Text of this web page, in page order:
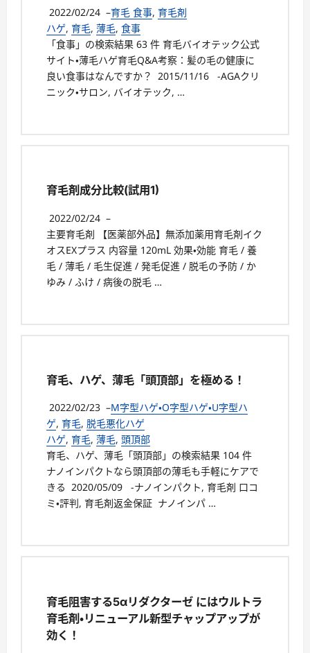
2022/02/24 –育毛 食事, 育毛剤
ハゲ, 育毛, 薄毛, 食事
「食事」の検索結果 63 件 育毛バイオテック公式
サイト・薄毛ハゲ育毛Q&A考察：髪の毛の健康に
良い食事はなんですか？ 2015/11/16 -AGAクリ
ニック・サロン, バイオテック, …
育毛剤成分比較(試用1)
2022/02/24 –
主要育毛剤 【医薬部外品】無添加薬用育毛剤イク
オスEXプラス 内容量 120mL 効果・効能 育毛 / 養
毛 / 薄毛 / 毛生促進 / 発毛促進 / 脱毛の予防 / か
ゆみ / ふけ / 病後の脱毛 …
育毛、ハゲ、薄毛「頭頂部」を極める！
2022/02/23 –M字型ハゲ・O字型ハゲ・U字型ハ
ゲ, 育毛, 脱毛悪化ハゲ
ハゲ, 育毛, 薄毛, 頭頂部
育毛、ハゲ、薄毛「頭頂部」の検索結果 104 件
ナノインパクトなら頭頂部の薄毛も手軽にケアで
きる 2020/05/09 -ナノインパクト, 育毛剤 口コ
ミ・評判, 育毛剤返金保証 ナノインパ …
育毛阻害する5αリダクターゼ にはウルトラ
育毛剤・リニューアル新型チャップアップが
効く！